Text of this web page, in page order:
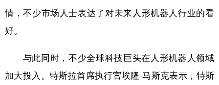
情，不少市场人士表达了对未来人形机器人行业的看
好。
与此同时，不少全球科技巨头在人形机器人领域
加大投入。特斯拉首席执行官埃隆·马斯克表示，特斯